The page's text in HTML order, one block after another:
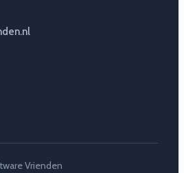
Vrienden